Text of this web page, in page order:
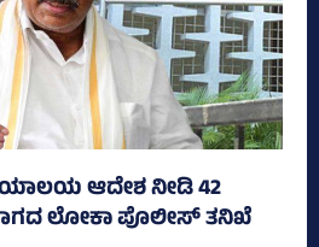
ಆದೇಶ ನೀಡಿ 42
ಲೋಕಾ ಪೊಲೀಸ್‌ ತನಿಖೆ